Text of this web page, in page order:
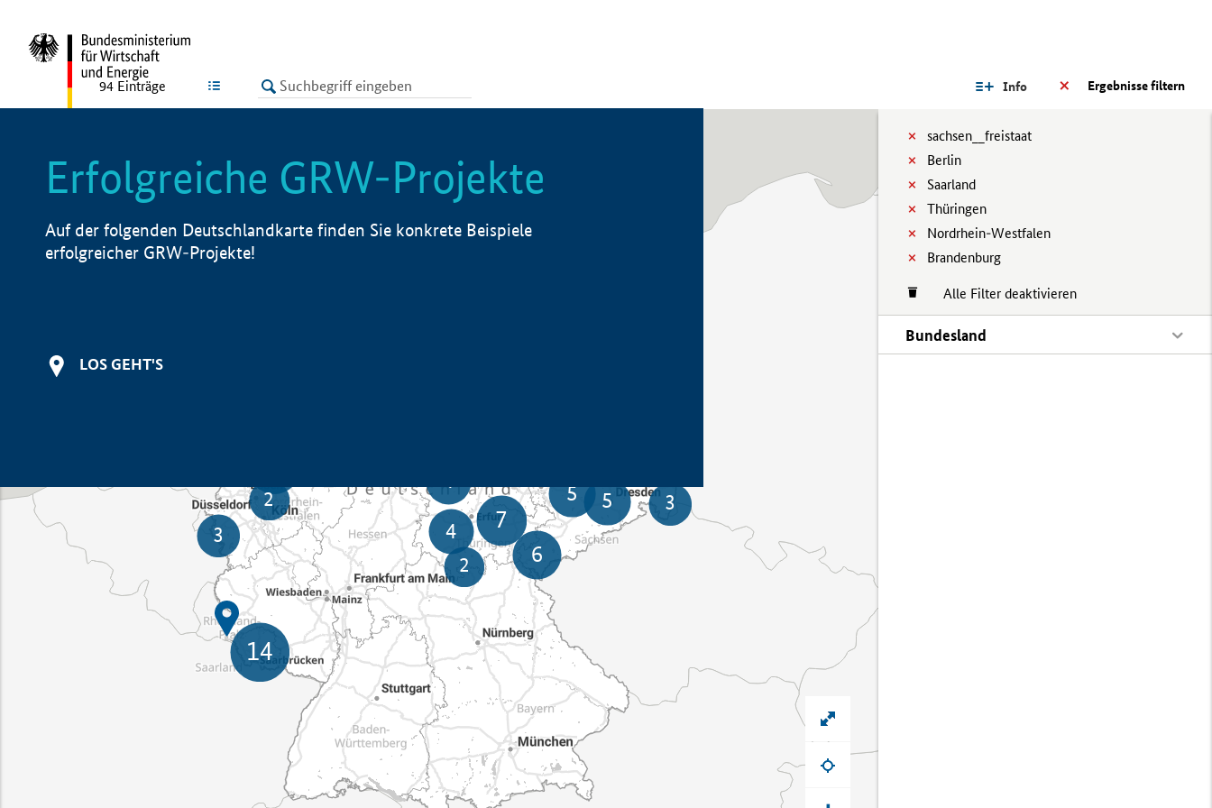
LISTE Ergebnisse filtern
Info
sachsen__freistaat
Berlin
Saarland
Thüringen
Nordrhein-Westfalen
Brandenburg
Alle Filter deaktivieren
Bundesland
94 Einträge
Erfolgreiche GRW-Projekte
Auf der folgenden Deutschlandkarte finden Sie konkrete Beispiele
erfolgreicher GRW-Projekte!
LOS GEHT'S